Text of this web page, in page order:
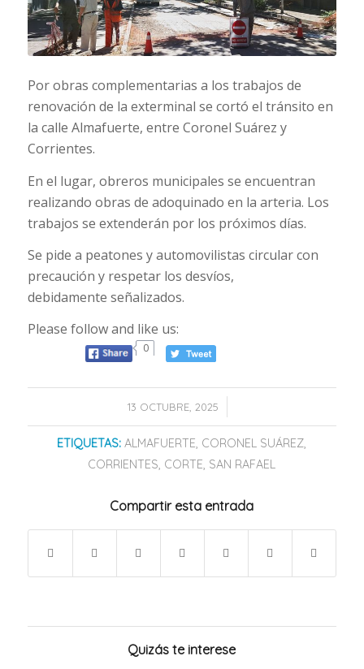
Por obras complementarias a los trabajos de
renovación de la exterminal se cortó el tránsito en
la calle Almafuerte, entre Coronel Suárez y
Corrientes.
En el lugar, obreros municipales se encuentran
realizando obras de adoquinado en la arteria. Los
trabajos se extenderán por los próximos días.
Se pide a peatones y automovilistas circular con
precaución y respetar los desvíos,
debidamente señalizados.
Please follow and like us:
0
13 OCTUBRE, 2025
/
ETIQUETAS: ALMAFUERTE, CORONEL SUÁREZ,
CORRIENTES, CORTE, SAN RAFAEL
Compartir esta entrada
Quizás te interese